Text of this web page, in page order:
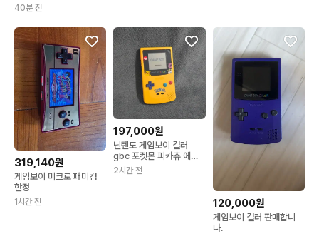
40분 전
319,140원
게임보이 미크로 패미컴
한정
1시간 전
197,000원
닌텐도 게임보이 컬러
gbc 포켓몬 피카츄 에디
션
2시간 전
120,000원
게임보이 컬러 판매합니
다.